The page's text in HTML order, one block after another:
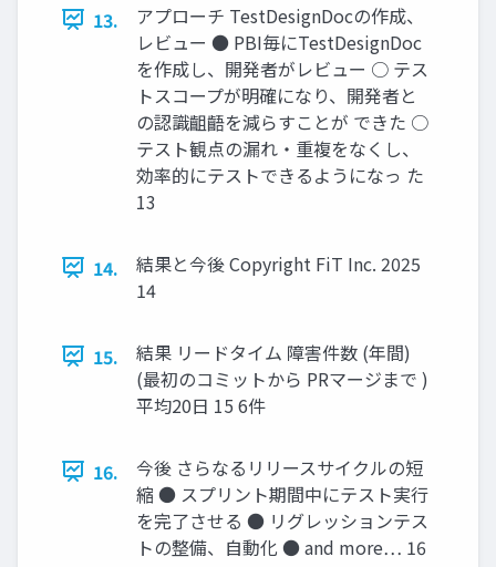
13.
アプローチ TestDesignDocの作成、
レビュー ● PBI毎にTestDesignDoc
を作成し、開発者がレビュー ○ テス
トスコープが明確になり、開発者と
の認識齟齬を減らすことが できた ○
テスト観点の漏れ・重複をなくし、
効率的にテストできるようになっ た
13
14.
結果と今後 Copyright FiT Inc. 2025
14
15.
結果 リードタイム 障害件数 (年間)
(最初のコミットから PRマージまで )
平均20日 15 6件
16.
今後 さらなるリリースサイクルの短
縮 ● スプリント期間中にテスト実行
を完了させる ● リグレッションテス
トの整備、自動化 ● and more… 16